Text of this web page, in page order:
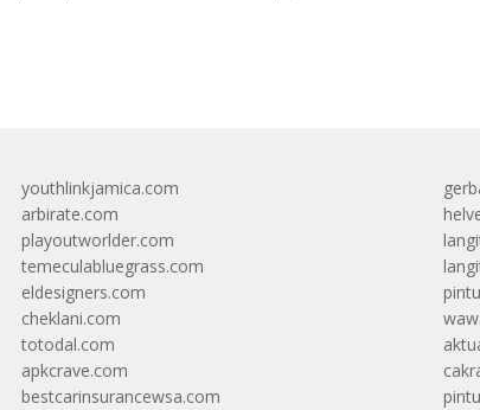
youthlinkjamica.com
arbirate.com
playoutworlder.com
temeculabluegrass.com
eldesigners.com
cheklani.com
totodal.com
apkcrave.com
bestcarinsurancewsa.com